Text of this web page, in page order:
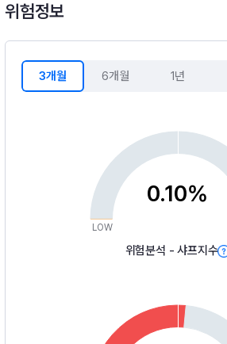
위험정보
3개월 6개월 1년
0.10%
LOW
위험분석 - 샤프지수